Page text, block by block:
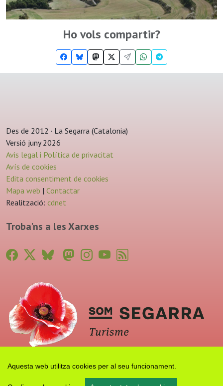
Aquesta web utilitza cookies per al seu funcionament.
Ho vols compartir?
Des de 2012 · La Segarra (Catalonia)
Versió juny 2026
Avis legal i Política de privacitat
Avís de cookies
Edita consentiment de cookies
Mapa web | Contactar
Realització: cdnet
Troba'ns a les Xarxes